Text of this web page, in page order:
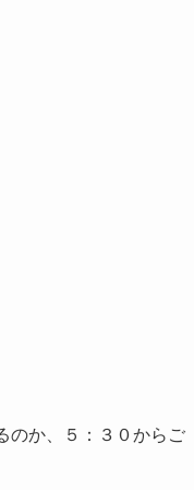
のか、５：３０からご